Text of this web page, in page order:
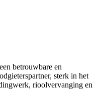
betrouwbare en
sterk in het
rioolvervanging en